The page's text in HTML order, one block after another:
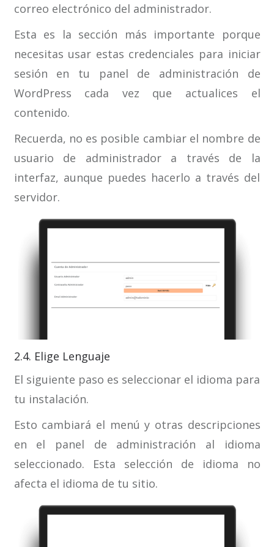
correo electrónico del administrador.
Esta es la sección más importante porque
necesitas usar estas credenciales para iniciar
sesión en tu panel de administración de
WordPress cada vez que actualices el
contenido.
Recuerda, no es posible cambiar el nombre de
usuario de administrador a través de la
interfaz, aunque puedes hacerlo a través del
servidor.
2.4. Elige Lenguaje
El siguiente paso es seleccionar el idioma para
tu instalación.
Esto cambiará el menú y otras descripciones
en el panel de administración al idioma
seleccionado. Esta selección de idioma no
afecta el idioma de tu sitio.